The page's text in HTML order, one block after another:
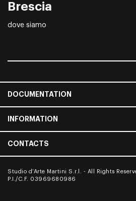
Brescia
dove siamo
DOCUMENTATION
INFORMATION
CONTACTS
Studio d’Arte Martini S.r.l. - All Rights
P.I./C.F. 03969680986